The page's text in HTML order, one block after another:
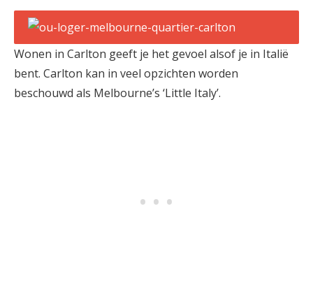
Wonen in Carlton geeft je het gevoel alsof je in Italië
bent. Carlton kan in veel opzichten worden
beschouwd als Melbourne’s ‘Little Italy’.